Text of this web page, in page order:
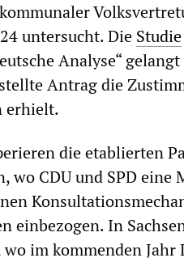
untersucht. Die Studie
Analyse“
Antrag die
erhielt.
die etablierten
wo CDU und SPD
einbezogen. In
im kommenden Jahr